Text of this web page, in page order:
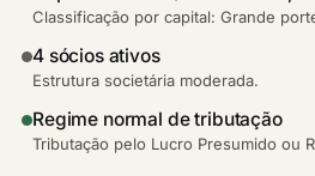
Classificação por capital: Grande
4 sócios ativos
Estrutura societária moderada.
Regime normal de tributação
Tributação pelo Lucro Presumido ou